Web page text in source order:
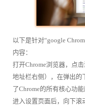
以下是针对“google
内容：
打开Chrome浏览器，点
地址栏右侧），在弹出的
了Chrome的所有核心功
进入设置页面后，向下滚